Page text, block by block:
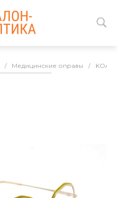
/ Медицинские оправы / KOALI